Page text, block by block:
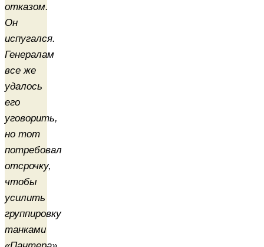
отказом.
Он
испугался.
Генералам
все же
удалось
его
уговорить,
но тот
потребовал
отсрочку,
чтобы
усилить
группировку
танками